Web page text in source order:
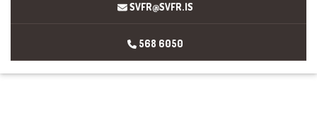
SVFR@SVFR.IS
568 6050